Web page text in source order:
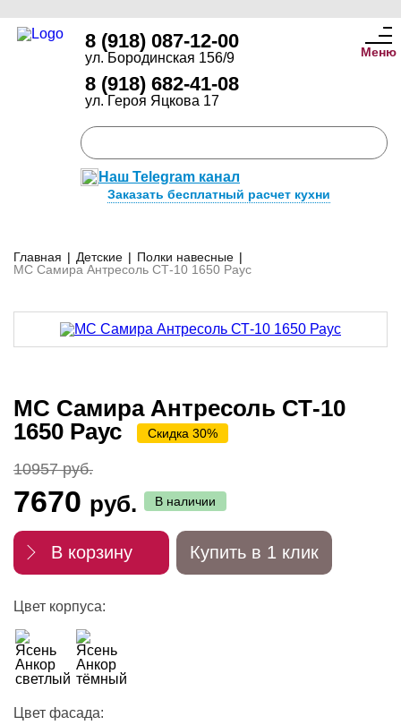
8 (918) 087-12-00
ул. Бородинская 156/9
8 (918) 682-41-08
ул. Героя Яцкова 17
Наш Telegram канал
Заказать бесплатный расчет кухни
Меню
Главная | Детские | Полки навесные |
МС Самира Антресоль СТ-10 1650 Раус
МС Самира Антресоль СТ-10
1650 Раус
Скидка 30%
10957 руб.
7670 руб. В наличии
В корзину Купить в 1 клик
Цвет корпуса:
Цвет фасада: